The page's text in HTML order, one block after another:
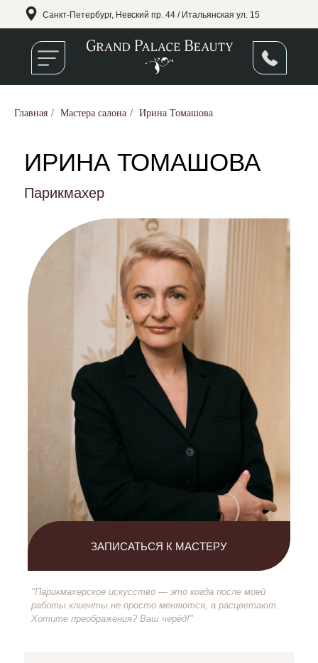
Санкт-Петербург, Невский пр. 44 / Итальянская ул. 15
+7 (905) 222-62-32
обновлениями!
УСЛУГИ CАЛОНА СПЕЦИАЛИСТЫ
Главная / Мастера салона / Ирина Томашова
ИРИНА ТОМАШОВА
"Парикмахерское искусство — это когда после моей
работы клиенты не просто меняются, а расцветают.
Хотите преображения? Ваш черёд!"
Парикмахер
ЗАПИСАТЬСЯ К МАСТЕРУ